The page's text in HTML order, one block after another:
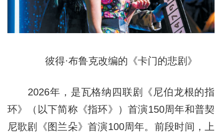
彼得·布鲁克改编的《卡门的悲剧》
2026年，是瓦格纳四联剧《尼伯龙根的指
环》（以下简称《指环》）首演150周年和普契
尼歌剧《图兰朵》首演100周年。前段时间，上